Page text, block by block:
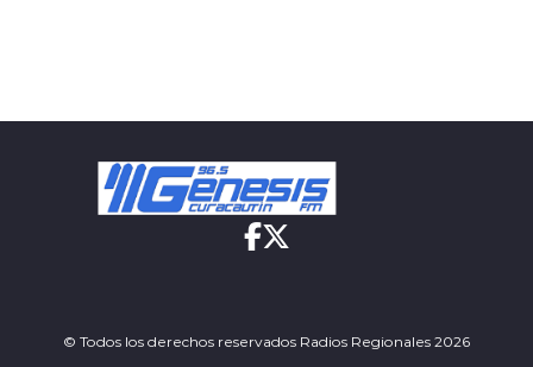
© Todos los derechos reservados Radios Regionales 2026